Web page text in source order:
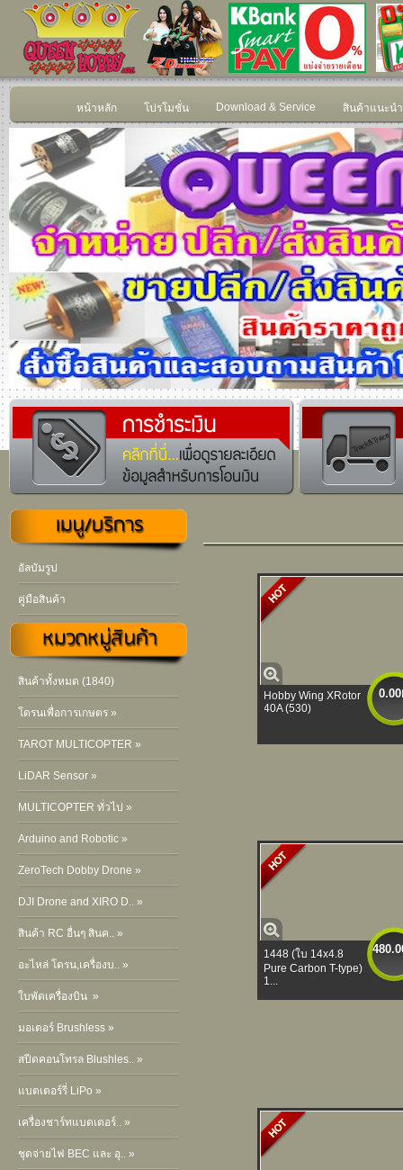
หน้าหลัก โปรโมชั่น Download & Service สินค้าแนะนำ
อัลบัมรูป
คู่มือสินค้า
สินค้าทั้งหมด (1840)
โดรนเพื่อการเกษตร »
TAROT MULTICOPTER »
LiDAR Sensor »
MULTICOPTER ทั่วไป »
Arduino and Robotic »
ZeroTech Dobby Drone »
DJI Drone and XIRO D.. »
สินค้า RC อื่นๆ สินค.. »
อะไหล่ โดรน,เครื่องบ.. »
ใบพัดเครื่องบิน »
มอเตอร์ Brushless »
สปีดคอนโทรล Blushles.. »
แบตเตอร์รี่ LiPo »
เครื่องชาร์ทแบตเตอร์.. »
ชุดจ่ายไฟ BEC และ อุ.. »
Hobby Wing XRotor
40A (530)
1448 (ใบ 14x4.8
Pure Carbon T-type)
1...